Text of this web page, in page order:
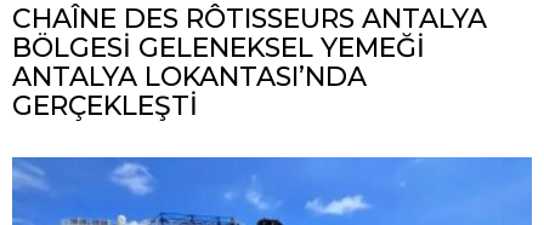
CHAÎNE DES RÔTISSEURS ANTALYA
BÖLGESİ GELENEKSEL YEMEĞİ
ANTALYA LOKANTASI’NDA
GERÇEKLEŞTİ